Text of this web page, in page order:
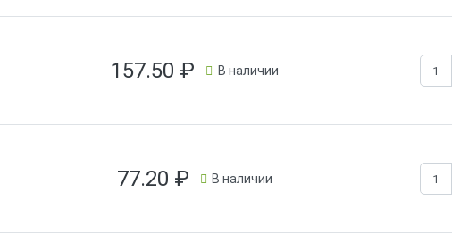
157.50 ₽ В наличии
77.20 ₽ В наличии